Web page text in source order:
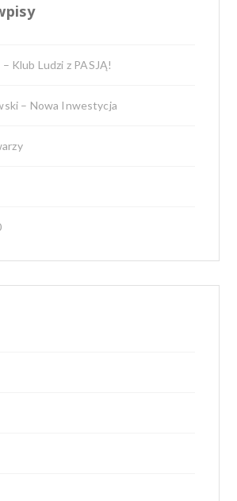
Klub Ludzi z PASJĄ!
– Nowa Inwestycja